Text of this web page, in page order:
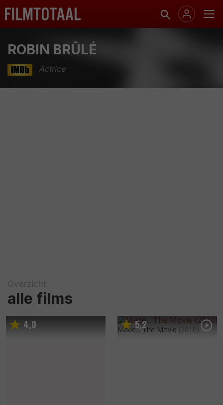
ROBIN BRÛLÉ
Actrice
Overzicht
alle films
4,0 5,2
Made... The Movie (2010)